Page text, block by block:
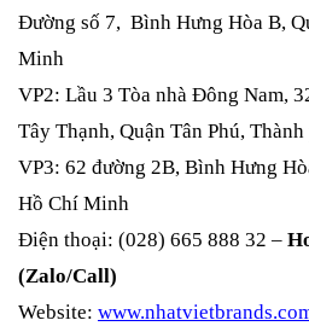
Đường số 7, Bình Hưng Hòa B,
Minh
VP2: Lầu 3 Tòa nhà Đông Nam,
Tây Thạnh, Quận Tân Phú,
VP3: 62 đường 2B, Bình Hưng
Hồ Chí Minh
Điện thoại: (028) 665 888 32 –
(Zalo/Call)
Website: